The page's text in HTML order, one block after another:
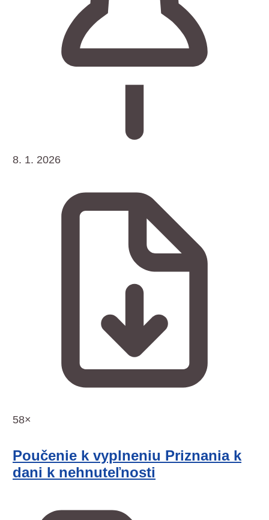
8. 1. 2026
58×
Poučenie k vyplneniu Priznania k
dani k nehnuteľnosti